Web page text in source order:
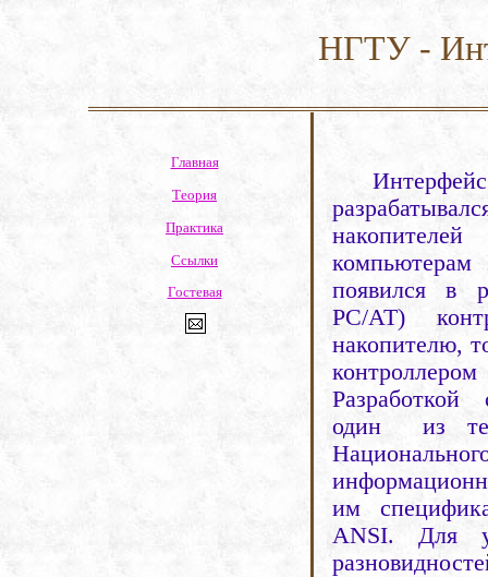
НГТУ -
Главная
Теория
Практика
Ссылки
Гостевая
Интерфейс
компьютерам
появился в
PC/AT)
накопителю,
один
из
им
ANSI. Для